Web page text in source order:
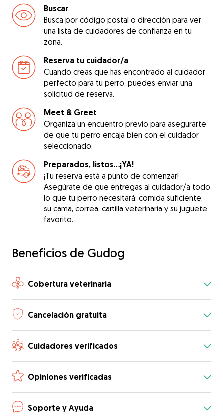
Buscar
Busca por código postal o dirección para ver
una lista de cuidadores de confianza en tu
zona.
Reserva tu cuidador/a
Cuando creas que has encontrado al cuidador
perfecto para tu perro, puedes enviar una
solicitud de reserva.
Meet & Greet
Organiza un encuentro previo para asegurarte
de que tu perro encaja bien con el cuidador
seleccionado.
Preparados, listos...¡YA!
¡Tu reserva está a punto de comenzar!
Asegúrate de que entregas al cuidador/a todo
lo que tu perro necesitará: comida suficiente,
su cama, correa, cartilla veterinaria y su juguete
favorito.
Beneficios de Gudog
Cobertura veterinaria
Cancelación gratuita
Cuidadores verificados
Opiniones verificadas
Soporte y Ayuda